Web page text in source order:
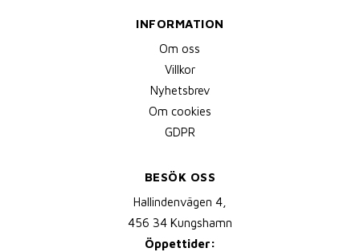
INFORMATION
Om oss
Villkor
Nyhetsbrev
Om cookies
GDPR
BESÖK OSS
Hallindenvägen 4,
456 34 Kungshamn
Öppettider: